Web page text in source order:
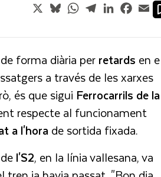
X BlueskyWhatsApp
TelegramLinkedIn
forma diària perretards en
a través de les xarxes
és que sigui Ferrocarrils de la
respecte al funcionament
a l'horade sortida fixada.
l'S2, en la línia vallesana, va